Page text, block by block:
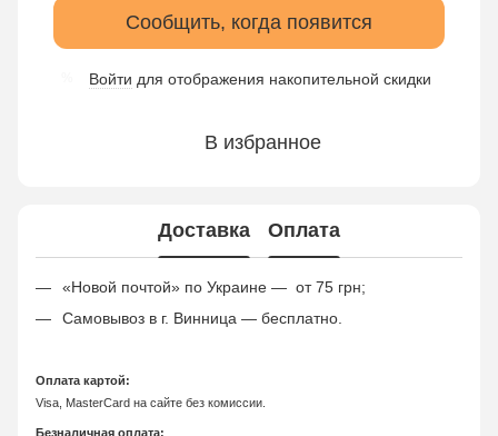
Сообщить, когда появится
Войти для отображения накопительной скидки
В избранное
Доставка Оплата
«Новой почтой» по Украине — от 75 грн;
Самовывоз в г. Винница — бесплатно.
Оплата картой:
Visa, MasterCard на сайте без комиссии.
Безналичная оплата: